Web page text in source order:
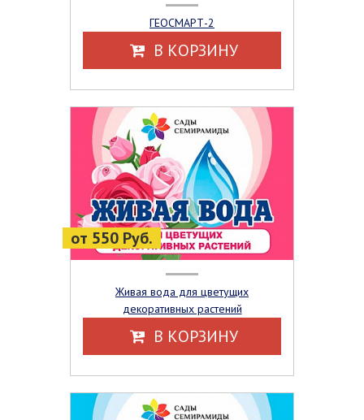
ГЕОСМАРТ-2
В КОРЗИНУ
от 550 Руб.
Живая вода для цветущих
декоративных растений
В КОРЗИНУ